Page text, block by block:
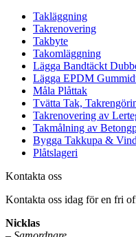
Takläggning
Takrenovering
Takbyte
Takomläggning
Lägga Bandtäckt
Lägga EPDM
Måla Plåttak
Tvätta Tak,
Takrenovering av
Takmålning av
Bygga Takkupa &
Plåtslageri
Kontakta oss
Kontakta oss idag för en fri
Nicklas